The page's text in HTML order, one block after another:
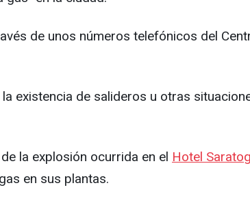
de unos números telefónicos del
existencia de salideros u otras
la explosión ocurrida en el Hotel
en sus plantas.